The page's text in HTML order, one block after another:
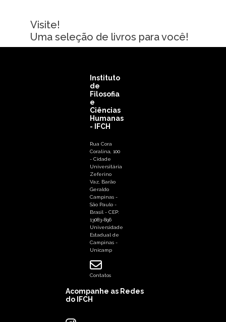
Visite!
Uma seleção de livros para você!
Instituto
de
Filosofia
e
Ciências
Humanas
- IFCH
Rua Cora
Coralina, 100
- Cidade
Universitária
Zeferino
Vaz, Barão
Geraldo
Campinas -
São Paulo -
Brasil - CEP:
13083-896
Universidade
Estadual de
Campinas -
Unicamp
Contatos
Acompanhe as Redes
do IFCH